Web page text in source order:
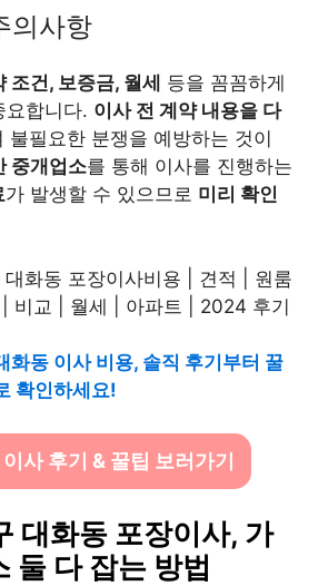
의사항
조건, 보증금, 월세 등을 꼼꼼하게
요합니다. 이사 전 계약 내용을 다
불필요한 분쟁을 예방하는 것이
중개업소를 통해 이사를 진행하는
가 발생할 수 있으므로 미리 확인
화동 이사 비용, 솔직 후기부터 꿀
확인하세요!
사 후기 & 꿀팁 보러가기
대화동 포장이사, 가
둘 다 잡는 방법